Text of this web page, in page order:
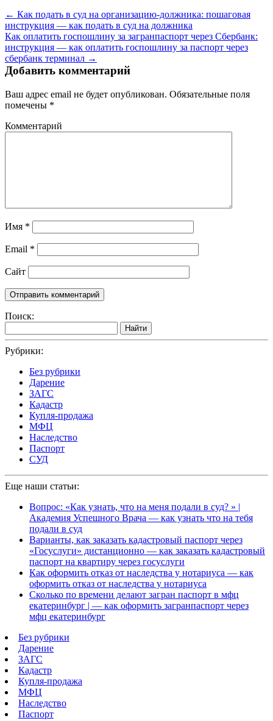
← Как подать в суд на организацию-должника: пошаговая
инструкция — как подать в суд на должника
Как оплатить госпошлину за загранпаспорт через Сбербанк:
инструкция — как оплатить госпошлину за паспорт через
сбербанк терминал →
Добавить комментарий
Ваш адрес email не будет опубликован. Обязательные поля
помечены *
Комментарий
Имя *
Email *
Сайт
Поиск:
Найти
Рубрики:
Без рубрики
Дарение
ЗАГС
Кадастр
Купля-продажа
МФЦ
Наследство
Паспорт
СУД
Еще наши статьи:
Вопрос: «Как узнать, что на меня подали в суд? » |
Академия Успешного Врача — как узнать что на тебя
подали в суд
Варианты, как заказать кадастровый паспорт через
«Госуслуги» дистанционно — как заказать кадастровый
паспорт на квартиру через госуслуги
Как оформить отказ от наследства у нотариуса — как
оформить отказ от наследства у нотариуса
Сколько по времени делают загран паспорт в мфц
екатеринбург | — как оформить загранпаспорт через
мфц екатеринбург
Без рубрики
Дарение
ЗАГС
Кадастр
Купля-продажа
МФЦ
Наследство
Паспорт